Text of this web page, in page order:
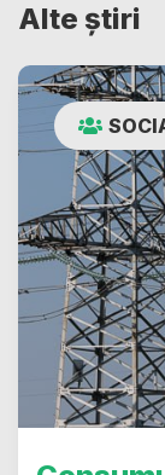
Alte știri